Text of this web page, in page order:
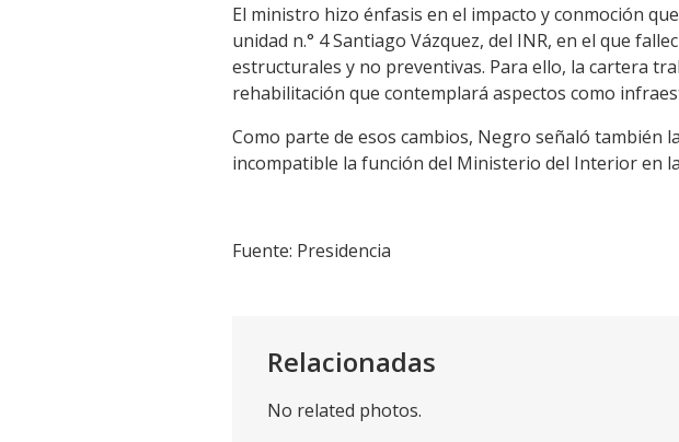
LinkEl ministro hizo énfasis en el impacto y conmoción
unidad n.° 4 Santiago Vázquez, del INR, en el que
estructurales y no preventivas. Para ello, la cartera
rehabilitación que contemplará aspectos como
Como parte de esos cambios, Negro señaló también
incompatible la función del Ministerio del Interior en
Fuente: Presidencia
Relacionadas
No related photos.